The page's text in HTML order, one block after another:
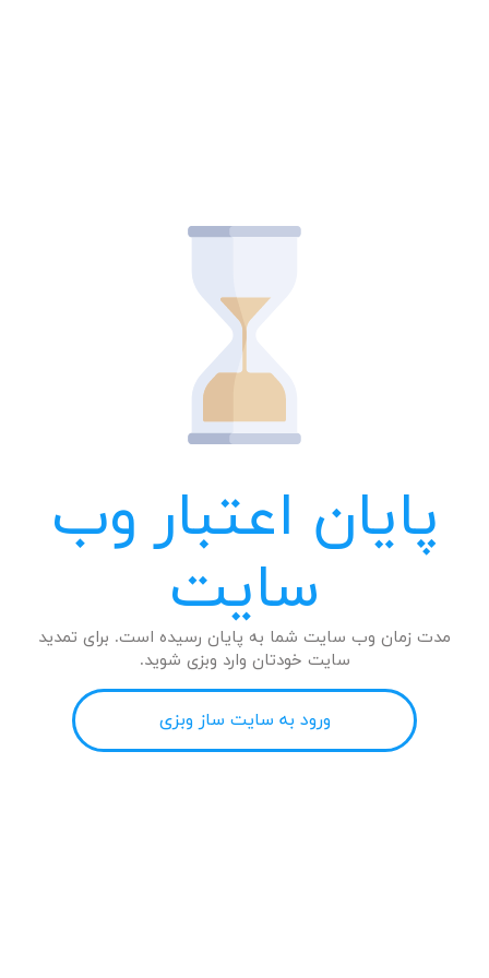
پایان اعتبار وب
سایت
مدت زمان وب سایت شما به پایان رسیده است. برای تمدید
سایت خودتان وارد وبزی شوید.
ورود به سایت ساز وبزی